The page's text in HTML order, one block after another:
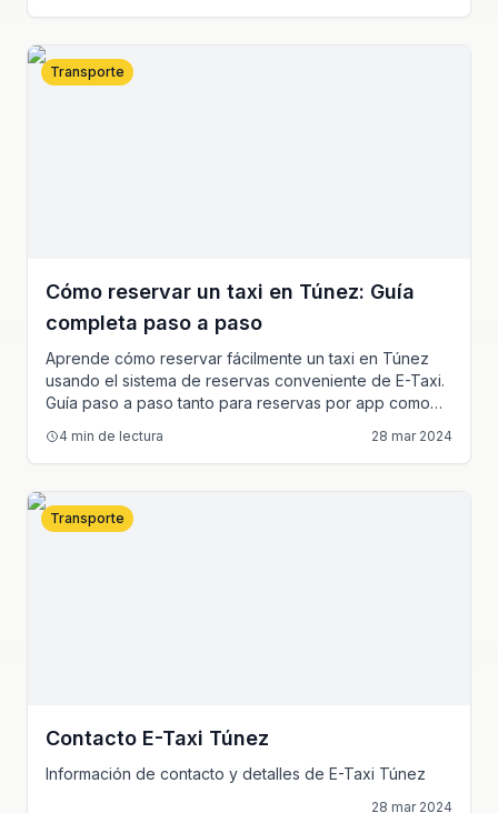
Transporte
Cómo reservar un taxi en Túnez: Guía
completa paso a paso
Aprende cómo reservar fácilmente un taxi en Túnez
usando el sistema de reservas conveniente de E-Taxi.
Guía paso a paso tanto para reservas por app como
servicios especiales.
4 min de lectura 28 mar 2024
Transporte
Contacto E-Taxi Túnez
Información de contacto y detalles de E-Taxi Túnez
28 mar 2024